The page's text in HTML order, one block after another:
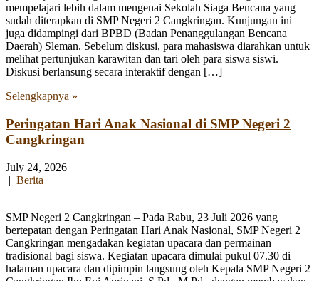
mempelajari lebih dalam mengenai Sekolah Siaga Bencana yang
sudah diterapkan di SMP Negeri 2 Cangkringan. Kunjungan ini
juga didampingi dari BPBD (Badan Penanggulangan Bencana
Daerah) Sleman. Sebelum diskusi, para mahasiswa diarahkan untuk
melihat pertunjukan karawitan dan tari oleh para siswa siswi.
Diskusi berlansung secara interaktif dengan […]
Selengkapnya »
Peringatan Hari Anak Nasional di SMP Negeri 2
Cangkringan
July 24, 2026
| Berita
SMP Negeri 2 Cangkringan – Pada Rabu, 23 Juli 2026 yang
bertepatan dengan Peringatan Hari Anak Nasional, SMP Negeri 2
Cangkringan mengadakan kegiatan upacara dan permainan
tradisional bagi siswa. Kegiatan upacara dimulai pukul 07.30 di
halaman upacara dan dipimpin langsung oleh Kepala SMP Negeri 2